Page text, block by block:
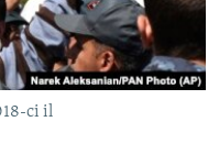
ci il